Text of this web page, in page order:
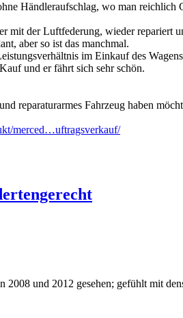
Händleraufschlag, wo man reichlich
mit der Luftfederung, wieder repariert
aber so ist das manchmal.
im Einkauf des
und er fährt sich sehr schön.
reparaturarmes Fahrzeug haben
merced…uftragsverkauf/
2008 und 2012 gesehen; gefühlt mit